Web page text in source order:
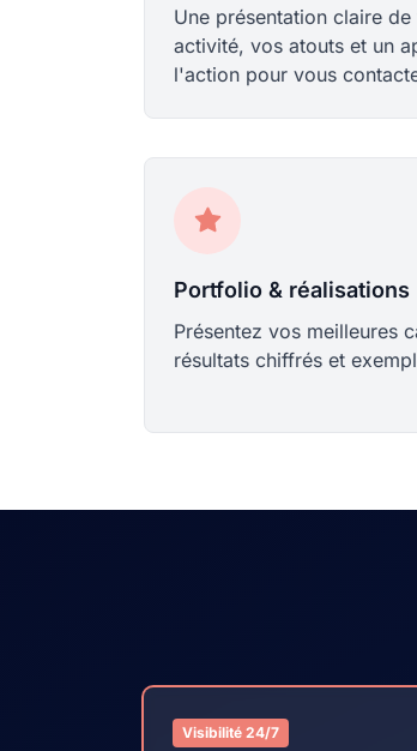
Une présentation claire
activité, vos atouts et un
l'action pour vous
Portfolio & réalisations
Présentez vos meilleures
résultats chiffrés et
Visibilité 24/7